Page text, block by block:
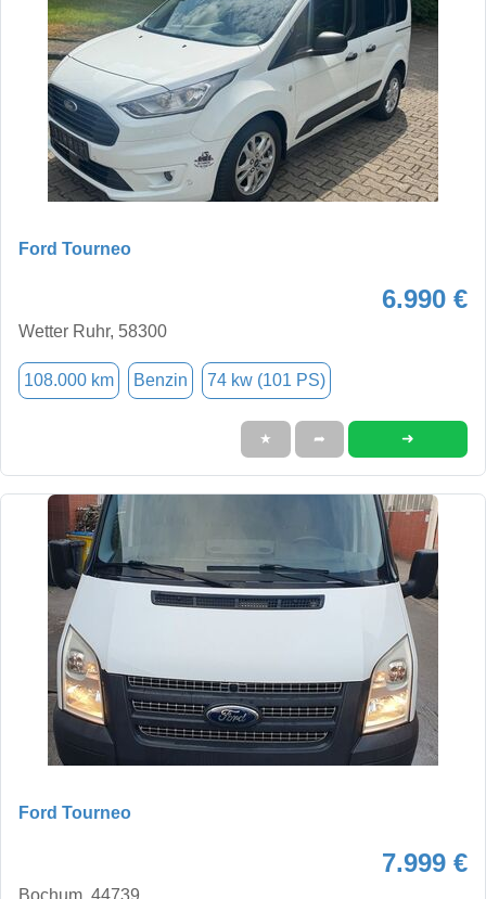
Ford Tourneo
6.990 €
Wetter Ruhr, 58300
108.000 km Benzin 74 kw (101 PS)
★ ➦ ➜
Ford Tourneo
7.999 €
Bochum, 44739